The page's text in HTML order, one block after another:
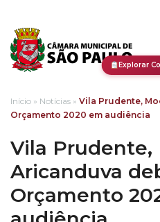
Explorar
Início » Notícias » Vila Prudente,
Orçamento 2020 em audiência
Vila Prudente,
Aricanduva
Orçamento